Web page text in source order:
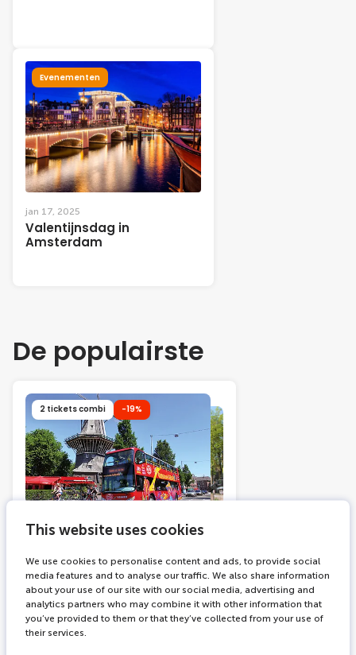
This website uses cookies
We use cookies to personalise content and ads, to provide social
media features and to analyse our traffic. We also share information
about your use of our site with our social media, advertising and
analytics partners who may combine it with other information that
you’ve provided to them or that they’ve collected from your use of
their services.
Evenementen
jan 17, 2025
Valentijnsdag in
Amsterdam
De populairste
2 tickets combi -19%
215 boekingen 24 hours
Hop on Hop off bus +
Rondvaart door de
Amsterdamse grachten
Verken Amsterdam op je